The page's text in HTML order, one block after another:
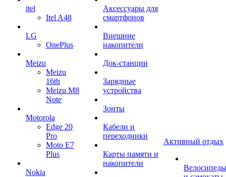
itel
Itel A48
LG
OnePlus
Meizu
Meizu
16th
Meizu M8
Note
Motorola
Edge 20
Pro
Moto E7
Plus
Nokia
Аксессуары для
смартфонов
Внешние
накопители
Док-станции
Зарядные
устройства
Зонты
Кабели и
переходники
Карты памяти и
накопители
Активный отдых
Велосипеды